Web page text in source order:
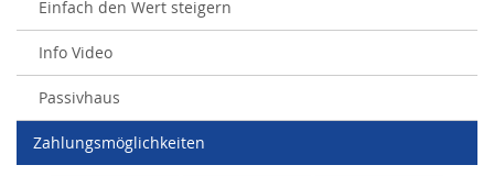
Einfach den Wert steigern
Info Video
Passivhaus
Zahlungsmöglichkeiten